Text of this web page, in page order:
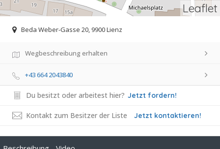
Leaflet
Beda Weber-Gasse 20, 9900 Lienz
Wegbeschreibung erhalten
+43 664 2043840
Du besitzt oder arbeitest hier? Jetzt fordern!
Kontakt zum Besitzer der Liste Jetzt kontaktieren!